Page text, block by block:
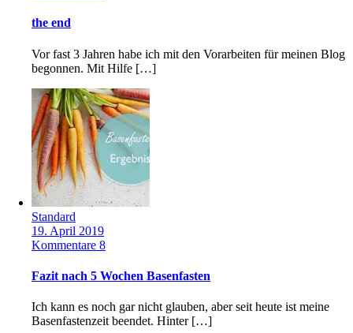
the end
Vor fast 3 Jahren habe ich mit den Vorarbeiten für meinen Blog
begonnen. Mit Hilfe […]
Standard
19. April 2019
Kommentare 8
Fazit nach 5 Wochen Basenfasten
Ich kann es noch gar nicht glauben, aber seit heute ist meine
Basenfastenzeit beendet. Hinter […]